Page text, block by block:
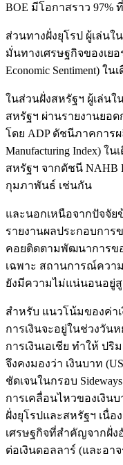
BOE มีโอกาสราว 97%
ส่วนทางฝั่งยุโรป ผู้เล่น
มั่นทางเศรษฐกิจของเย
Economic Sentiment) ใ
ในส่วนฝั่งสหรัฐฯ ผู้เล่นใ
สหรัฐฯ ผ่านรายงานยอ
โดย ADP ดัชนีภาคการ
Manufacturing Index)
สหรัฐฯ จากดัชนี NAHB
กุมภาพันธ์ เช่นกัน
และนอกเหนือจากปัจจัย
รายงานผลประกอบการ
คอยติดตามพัฒนาการข
เฉพาะ สถานการณ์ควา
ยังมีความไม่แน่นอนอยู่สู
สำหรับ แนวโน้มของค่า
การเงินจะอยู่ในช่วงวัน
การเงินเอเชีย ทำให้ ป
จึงคงมองว่า เงินบาท
ชัดเจนในกรอบ
การเคลื่อนไหวของเงิน
ฝั่งยุโรปและสหรัฐฯ เนื่
เศรษฐกิจที่สำคัญจากฝั่ง
ต่อเงินดอลลาร์ (และอา